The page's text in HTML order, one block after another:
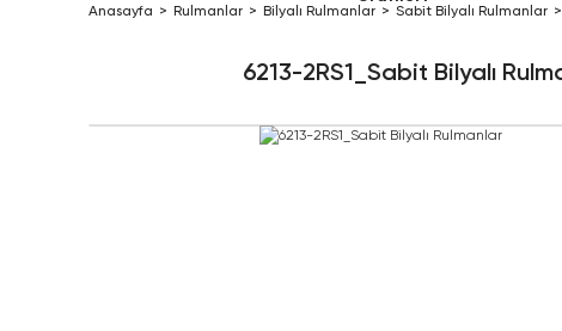
Anasayfa Rulmanlar Bilyalı Rulmanlar Sabit Bilyalı Rulmanlar
6213-2RS1_Sabit Bilyalı